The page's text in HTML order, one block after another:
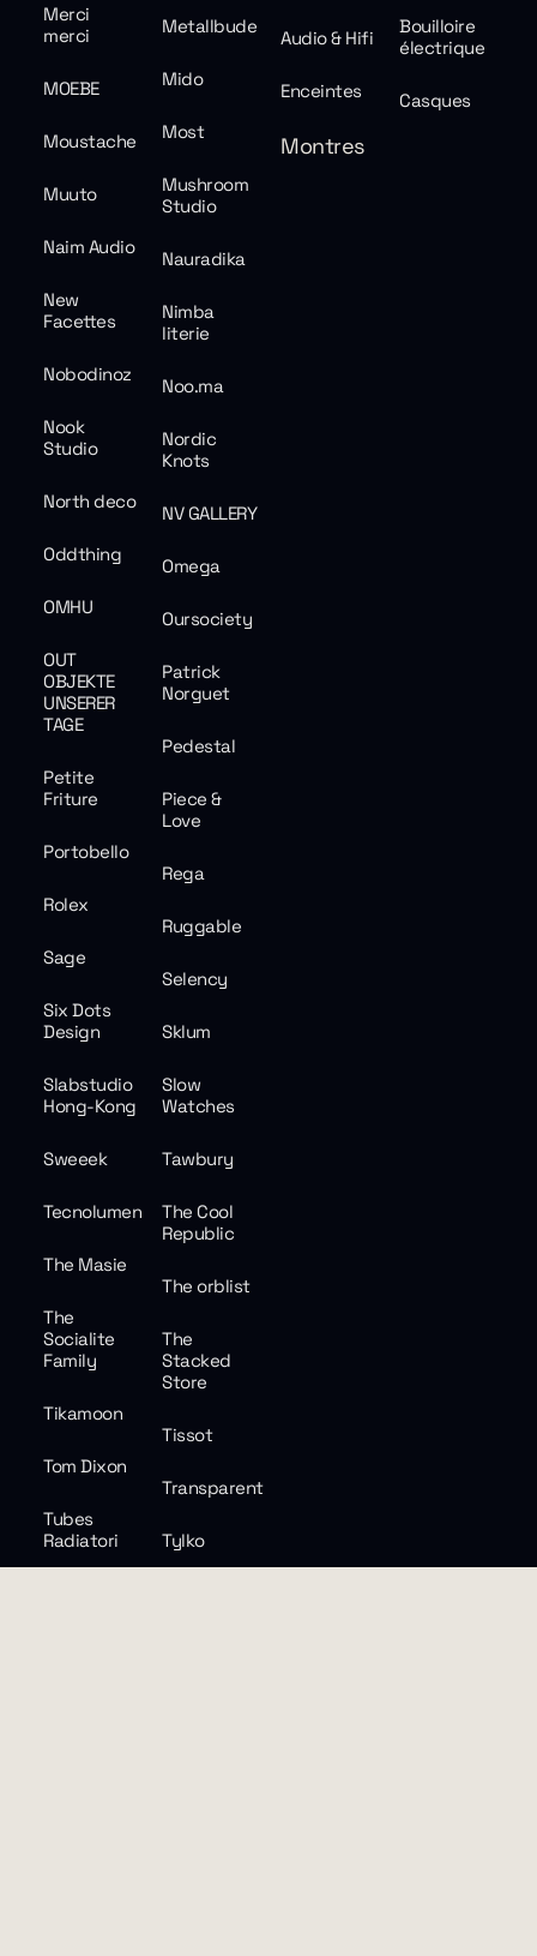
Merci
merci
Metallbude
Mido
MOEBE
Most
Moustache
Mushroom
Studio
Muuto
Naim Audio
Nauradika
New
Facettes
Nimba
literie
Nobodinoz
Noo.ma
Nook
Studio
Nordic
Knots
North deco
NV GALLERY
Oddthing
Omega
OMHU
Oursociety
OUT
OBJEKTE
UNSERER
TAGE
Patrick
Norguet
Pedestal
Petite
Friture
Piece &
Love
Portobello
Rega
Rolex
Ruggable
Sage
Selency
Six Dots
Design
Sklum
Slabstudio
Hong-Kong
Slow
Watches
Sweeek Tawbury
Tecnolumen
The Cool
Republic
The Masie
The orblist
The
Socialite
Family
The
Stacked
Store
Tikamoon
Tissot
Tom Dixon
Transparent
Tubes
Radiatori
Tylko
Bouilloire
électrique
Audio & Hifi
Enceintes Casques
Montres